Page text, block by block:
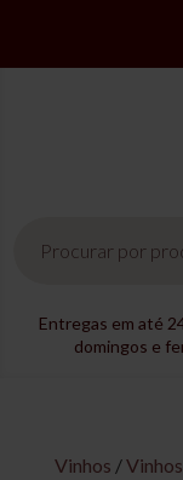
produtos
Entregas em até
domingos e
Vinhos /